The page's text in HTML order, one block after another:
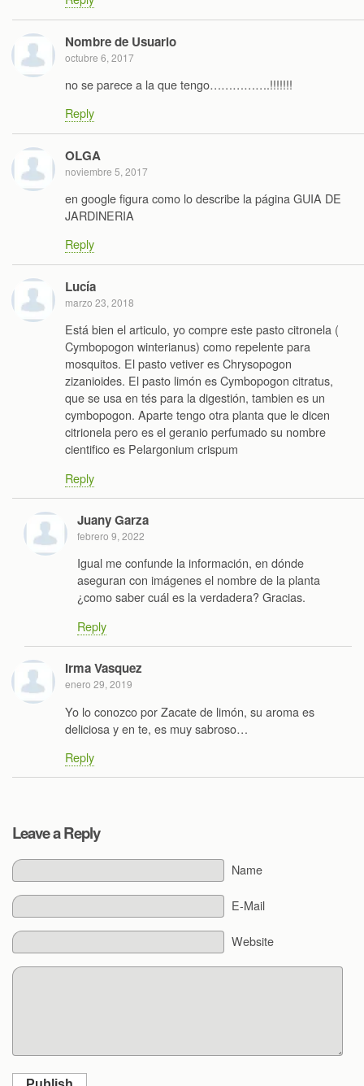
Nombre de Usuario
octubre 6, 2017
no se parece a la que tengo…………….!!!!!!!
Reply
OLGA
noviembre 5, 2017
en google figura como lo describe la página GUIA DE
JARDINERIA
Reply
Lucía
marzo 23, 2018
Está bien el articulo, yo compre este pasto citronela (
Cymbopogon winterianus) como repelente para
mosquitos. El pasto vetiver es Chrysopogon
zizanioides. El pasto limón es Cymbopogon citratus,
que se usa en tés para la digestión, tambien es un
cymbopogon. Aparte tengo otra planta que le dicen
citrionela pero es el geranio perfumado su nombre
cientifico es Pelargonium crispum
Reply
Juany Garza
febrero 9, 2022
Igual me confunde la información, en dónde
aseguran con imágenes el nombre de la planta
¿como saber cuál es la verdadera? Gracias.
Reply
Irma Vasquez
enero 29, 2019
Yo lo conozco por Zacate de limón, su aroma es
deliciosa y en te, es muy sabroso…
Reply
Leave a Reply
Name
E-Mail
Website